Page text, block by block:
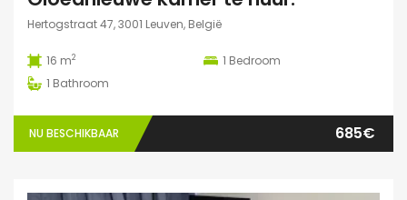
Hertogstraat 47, 3001 Leuven, België
16 m2 1 Bedroom
1 Bathroom
NU BESCHIKBAAR 685€